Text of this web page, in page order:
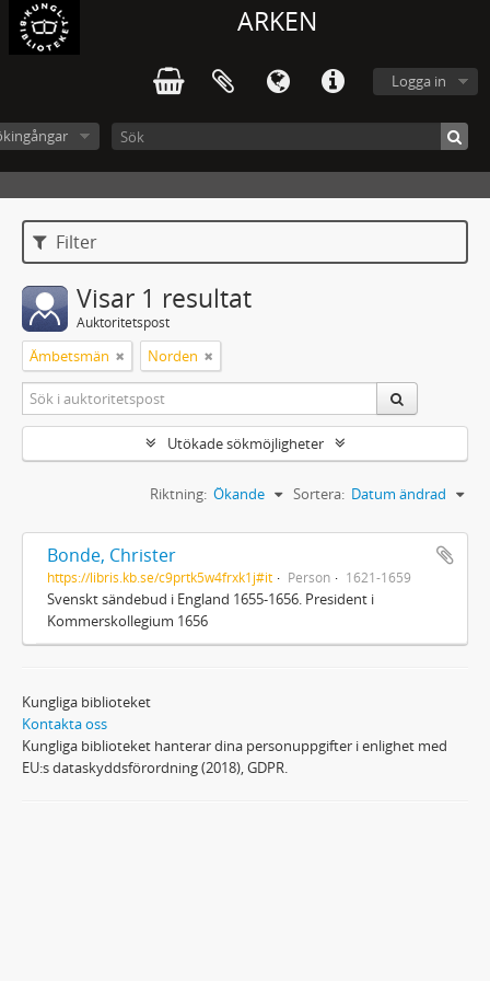
ARKEN
Logga in
Filter
Visar 1 resultat
Auktoritetspost
Ämbetsmän Norden
Utökade sökmöjligheter
Sortera: Datum ändrad
Riktning: Ökande
Bonde, Christer
https://libris.kb.se/c9prtk5w4frxk1j#it Person 1621-1659
Svenskt sändebud i England 1655-1656. President i
Kommerskollegium 1656
Kungliga biblioteket
Kontakta oss
Kungliga biblioteket hanterar dina personuppgifter i enlighet med
EU:s dataskyddsförordning (2018), GDPR.